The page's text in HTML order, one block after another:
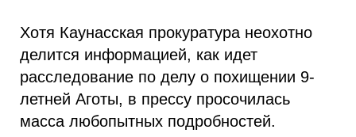
Хотя Каунасская прокуратура неохотно
делится информацией, как идет
расследование по делу о похищении 9-
летней Аготы, в прессу просочилась
масса любопытных подробностей.